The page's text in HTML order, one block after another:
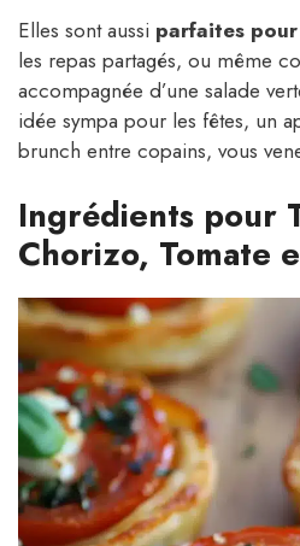
Elles sont aussi parfaites
les repas partagés, ou même
accompagnée d’une salade
idée sympa pour les fêtes, un
brunch entre copains, vous
Ingrédients pour
Chorizo, Tomate